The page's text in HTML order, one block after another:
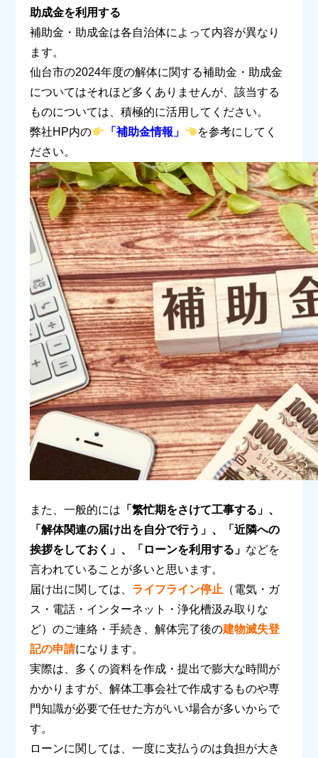
助成金を利用する
補助金・助成金は各自治体によって内容が異なり
ます。
仙台市の2024年度の解体に関する補助金・助成金
についてはそれほど多くありませんが、該当する
ものについては、積極的に活用してください。
弊社HP内の 「補助金情報」
を参考にしてく
ださい。
また、一般的には 「繁忙期をさけて工事する」、
「解体関連の届け出を自分で行う」、「近隣への
挨拶をしておく」、「ローンを利用する」 などを
言われていることが多いと思います。
届け出に関しては、 ライフライン停止 （電気・ガ
ス・電話・インターネット・浄化槽汲み取りな
ど）のご連絡・手続き、解体完了後の建物滅失登
記の申請になります。
実際は、多くの資料を作成・提出で膨大な時間が
かかりますが、解体工事会社で作成するものや専
門知識が必要で任せた方がいい場合が多いからで
す。
ローンに関しては、一度に支払うのは負担が大き